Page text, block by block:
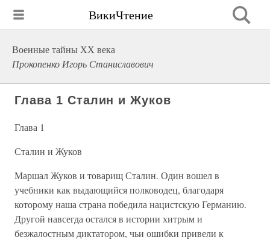
ВикиЧтение
Военные тайны ХХ века
Прокопенко Игорь Станиславович
Глава 1 Сталин и Жуков
Глава 1
Сталин и Жуков
Маршал Жуков и товарищ Сталин. Один вошел в
учебники как выдающийся полководец, благодаря
которому наша страна победила нацистскую Германию.
Другой навсегда остался в истории хитрым и
безжалостным диктатором, чьи ошибки привели к